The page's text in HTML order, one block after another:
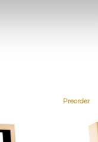
Preorder